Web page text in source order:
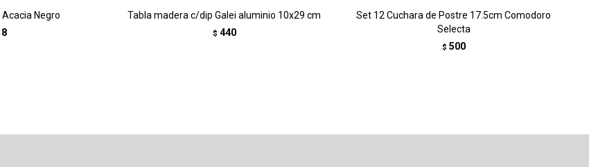
Negro Tabla madera c/dip Galei aluminio 10x29 cm
$ 440
Set 12 Cuchara de Postre 17.5cm Comodoro
Selecta
$ 500